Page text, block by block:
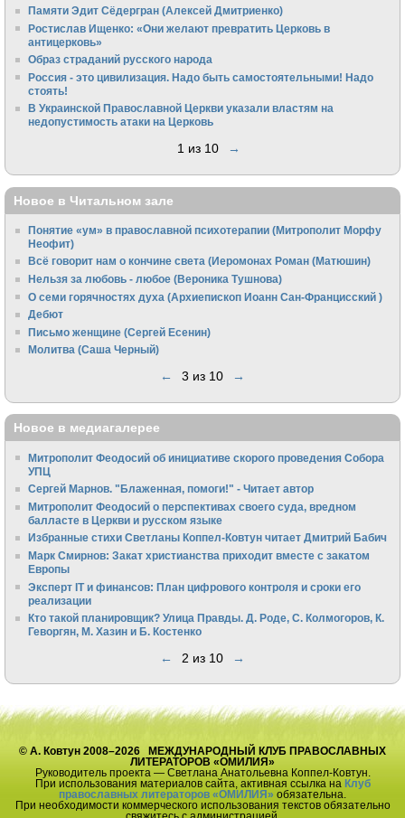
Памяти Эдит Сёдергран (Алексей Дмитриенко)
Ростислав Ищенко: «Они желают превратить Церковь в
антицерковь»
Образ страданий русского народа
Россия - это цивилизация. Надо быть самостоятельными! Надо
стоять!
В Украинской Православной Церкви указали властям на
недопустимость атаки на Церковь
1 из 10 →
Новое в Читальном зале
Понятие «ум» в православной психотерапии (Митрополит Морфу
Неофит)
Всё говорит нам о кончине света (Иеромонах Роман (Матюшин)
Нельзя за любовь - любое (Вероника Тушнова)
О семи горячностях духа (Архиепископ Иоанн Сан-Францисский )
Дебют
Письмо женщине (Сергей Есенин)
Молитва (Саша Черный)
← 3 из 10 →
Новое в медиагалерее
Митрополит Феодосий об инициативе скорого проведения Собора
УПЦ
Сергей Марнов. "Блаженная, помоги!" - Читает автор
Митрополит Феодосий о перспективах своего суда, вредном
балласте в Церкви и русском языке
Избранные стихи Светланы Коппел-Ковтун читает Дмитрий Бабич
Марк Смирнов: Закат христианства приходит вместе с закатом
Европы
Эксперт IT и финансов: План цифрового контроля и сроки его
реализации
Кто такой планировщик? Улица Правды. Д. Роде, С. Колмогоров, К.
Геворгян, М. Хазин и Б. Костенко
← 2 из 10 →
© А. Ковтун 2008–2026 МЕЖДУНАРОДНЫЙ КЛУБ ПРАВОСЛАВНЫХ
ЛИТЕРАТОРОВ «ОМИЛИЯ»
Руководитель проекта — Светлана Анатольевна Коппел-Ковтун.
При использования материалов сайта, активная ссылка на Клуб
православных литераторов «ОМИЛИЯ» обязательна.
При необходимости коммерческого использования текстов обязательно